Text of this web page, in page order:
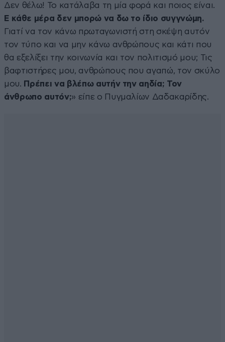
Δεν θέλω! Το κατάλαβα τη μία φορά και ποιος είναι.
Ε κάθε μέρα δεν μπορώ να δω το ίδιο συγγνώμη.
Γιατί να τον κάνω πρωταγωνιστή στη σκέψη αυτόν
τον τύπο και να μην κάνω ανθρώπους και κάτι που
θα εξελίξει την κοινωνία και τον πολιτισμό μου; Τις
βαφτιστήρες μου, ανθρώπους που αγαπώ, τον σκύλο
μου. Πρέπει να βλέπω αυτήν την αηδία; Τον
άνθρωπο αυτόν;» είπε ο Πυγμαλίων Δαδακαρίδης.